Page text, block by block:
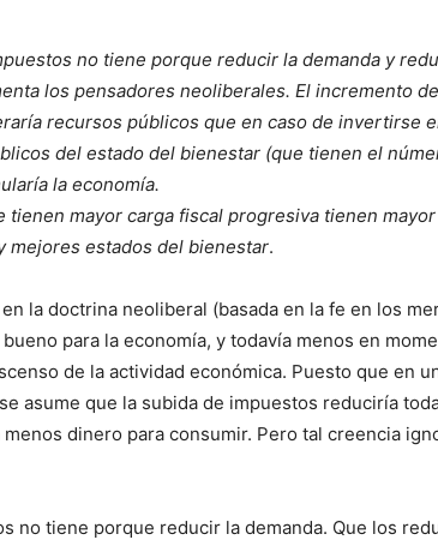
no tiene porque reducir la demanda y
los pensadores neoliberales. El incremento
recursos públicos que en caso de invertirse
del estado del bienestar (que tienen el
la economía.
mayor carga fiscal progresiva tienen mayor
mejores estados del bienestar.
la doctrina neoliberal (basada en la fe en los
para la economía, y todavía menos en
de la actividad económica. Puesto que en
asume que la subida de impuestos reduciría
dinero para consumir. Pero tal creencia
no tiene porque reducir la demanda. Que los